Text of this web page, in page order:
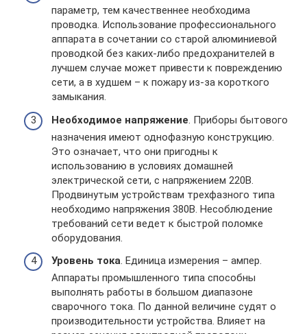
параметр, тем качественнее необходима
проводка. Использование профессионального
аппарата в сочетании со старой алюминиевой
проводкой без каких-либо предохранителей в
лучшем случае может привести к повреждению
сети, а в худшем – к пожару из-за короткого
замыкания.
Необходимое напряжение . Приборы бытового
назначения имеют однофазную конструкцию.
Это означает, что они пригодны к
использованию в условиях домашней
электрической сети, с напряжением 220В.
Продвинутым устройствам трехфазного типа
необходимо напряжения 380В. Несоблюдение
требований сети ведет к быстрой поломке
оборудования.
Уровень тока. Единица измерения – ампер.
Аппараты промышленного типа способны
выполнять работы в большом диапазоне
сварочного тока. По данной величине судят о
производительности устройства. Влияет на